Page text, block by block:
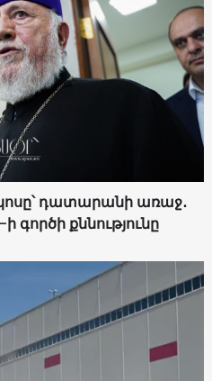
դատարանի առաջ․
գործի քննությունը